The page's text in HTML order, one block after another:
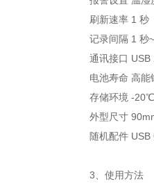
刷新速率 1 秒
记录间隔 1 秒
通讯接口 USB
电池寿命 高
存储环境 -
外型尺寸
随机配件
3、使用方法